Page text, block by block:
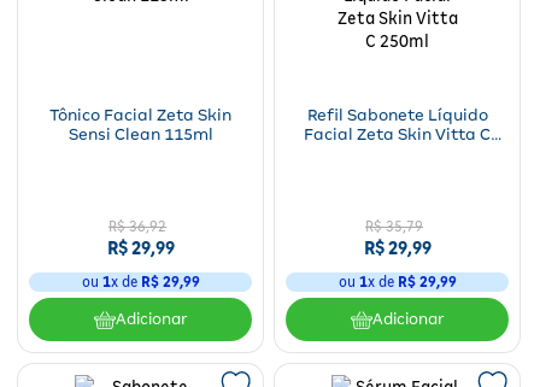
Tônico Facial Zeta Skin
Sensi Clean 115ml
R$ 36,92
R$29,99
ou 1x de R$ 29,99
Adicionar
Refil Sabonete Líquido
Facial Zeta Skin Vitta C
R$ 35,79
R$29,99
ou 1x de R$ 29,99
Adicionar